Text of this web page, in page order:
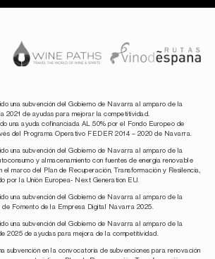
una subvención del Gobierno de Navarra al amparo de la
2021 de ayudas para mejorar la competitividad.
una ayuda cofinanciada AL 50% por el Fondo Europeo de
del Programa Operativo FEDER 2014 – 2020 de Navarra.
una subvención del Gobierno de Navarra al amparo de la
y almacenamiento con fuentes de energía renovable
el marco del Plan de Recuperación, Transformación y Resilencia,
por la Unión Europea- Next Generation EU.
una subvención del Gobierno de Navarra al amparo de la
Fomento de la Empresa Digital Navarra 2025.
una subvención del Gobierno de Navarra al amparo de la
2025 de ayudas para mejora de la competitividad.
subvención en la convocatoria de subvenciones para renovación